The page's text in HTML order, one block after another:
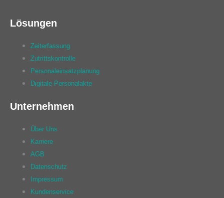
Lösungen
Zeiterfassung
Zutrittskontrolle
Personaleinsatzplanung
Digitale Personalakte
Unternehmen
Über Uns
Karriere
AGB
Datenschutz
Impressum
Kundenservice